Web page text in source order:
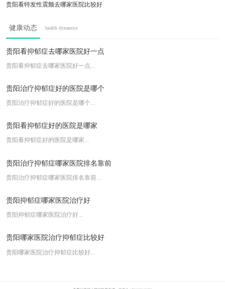
贵阳看特发性震颤去哪家医院比较好
昆明治脊髓空洞哪个医院好
云南去哪家医院看脊髓损伤好
健康动态 health dynamics
贵阳看抑郁症去哪家医院好一点
贵阳看抑郁症去哪家医院好一点...
贵阳治疗抑郁症好的医院是哪个
贵阳治疗抑郁症好的医院是哪个...
贵阳看抑郁症好的医院是哪家
贵阳看抑郁症好的医院是哪家...
贵阳治疗抑郁症哪家医院排名靠前
贵阳治疗抑郁症哪家医院排名靠前...
贵阳抑郁症哪家医院治疗好
贵阳抑郁症哪家医院治疗好...
贵阳哪家医院治疗抑郁症比较好
贵阳哪家医院治疗抑郁症比较好...